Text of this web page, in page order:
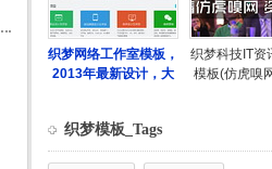
织梦模板_Tags